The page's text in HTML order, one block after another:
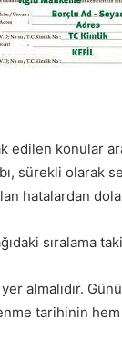
edilen konular
sürekli olarak
hatalardan
sıralama
almalıdır.
tarihinin